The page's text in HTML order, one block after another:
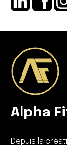
Alpha
Depuis la